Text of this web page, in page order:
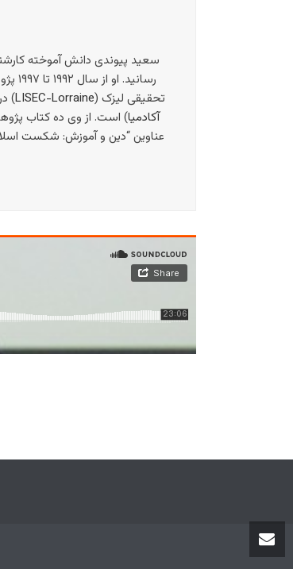
سعید پیوندی دانش آموخته
تحقیقی لیزک (LISEC-Lorraine
)
آکادمیا) است. از وی ده کتاب